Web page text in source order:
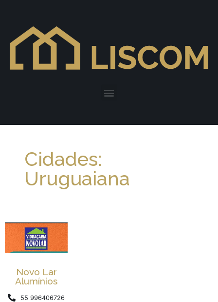
Cidades:
Uruguaiana
Novo Lar
Alumínios
55 996406726